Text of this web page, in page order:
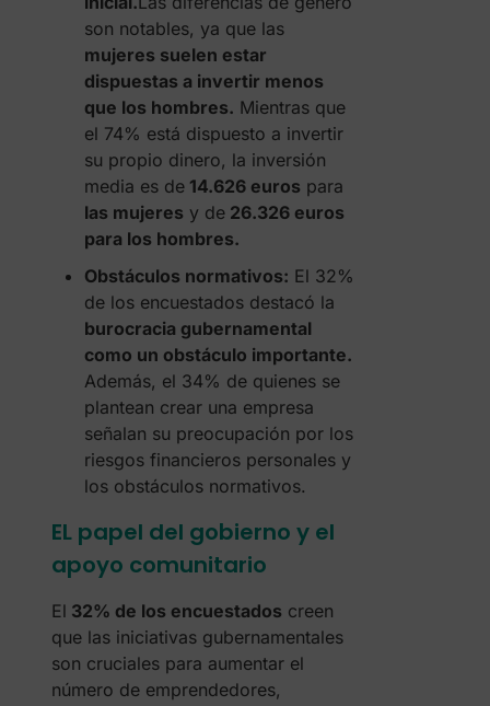
son notables, ya que las
mujeres suelen estar
dispuestas a invertir menos
que los hombres. Mientras que
el 74% está dispuesto a invertir
su propio dinero, la inversión
media es de14.626 euros para
las mujeres y de26.326 euros
para los hombres.
Obstáculos normativos: El 32%
de los encuestados destacó la
burocracia gubernamental
como un obstáculo importante.
Además, el 34% de quienes se
plantean crear una empresa
señalan su preocupación por los
riesgos financieros personales y
los obstáculos normativos.
EL papel del gobierno y el
apoyo comunitario
El 32% de los encuestados creen
que las iniciativas gubernamentales
son cruciales para aumentar el
número de emprendedores,